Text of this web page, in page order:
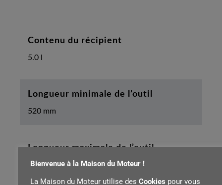
Contenu du récipient
5.0 l
Longueur minimale de l’outil
520 mm
Longueur maximale de l’outil
900 mm
Bienvenue à la Maison du Moteur !
La Maison du Moteur utilise des Cookies pour vous